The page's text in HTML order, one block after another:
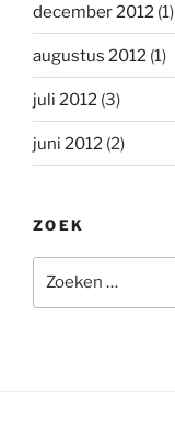
december 2012 (1)
augustus 2012 (1)
juli 2012 (3)
juni 2012 (2)
ZOEK
naar: